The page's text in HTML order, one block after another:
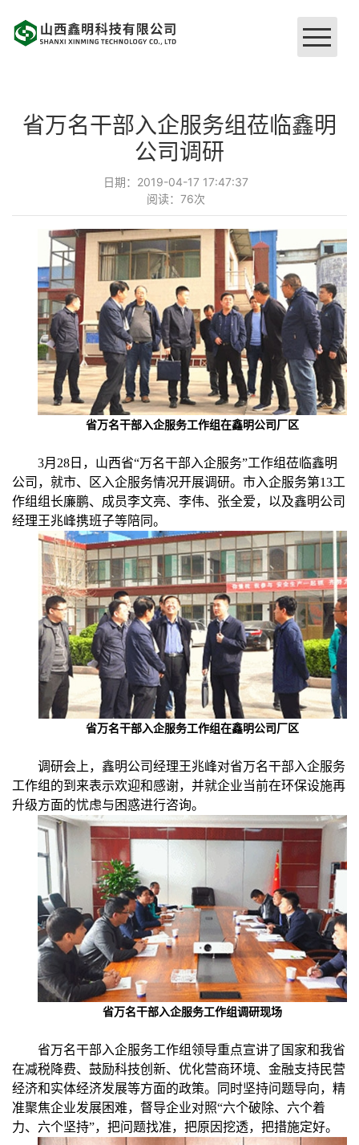
关于我们
硬件设施
品牌工程
荣誉证书
人才招聘
公告公示
联系我们
省万名干部入企服务组莅临鑫明
公司调研
日期：2019-04-17 17:47:37
阅读： 76次
省万名干部入企服务工作组在鑫明公司厂区
3月28日，山西省“万名干部入企服务”工作组莅临鑫明
公司，就市、区入企服务情况开展调研。市入企服务第13工
作组组长廉鹏、成员李文亮、李伟、张全爱，以及鑫明公司
经理王兆峰携班子等陪同。
省万名干部入企服务工作组在鑫明公司厂区
调研会上，鑫明公司经理王兆峰对省万名干部入企服务
工作组的到来表示欢迎和感谢，并就企业当前在环保设施再
升级方面的忧虑与困惑进行咨询。
省万名干部入企服务工作组调研现场
省万名干部入企服务工作组领导重点宣讲了国家和我省
在减税降费、鼓励科技创新、优化营商环境、金融支持民营
经济和实体经济发展等方面的政策。同时坚持问题导向，精
准聚焦企业发展困难，督导企业对照“六个破除、六个着
力、六个坚持”，把问题找准，把原因挖透，把措施定好。